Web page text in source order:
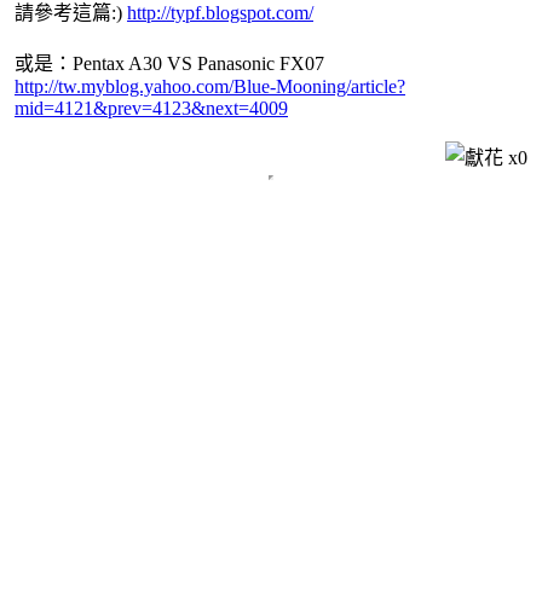
請參考這篇:) http://typf.blogspot.com/
或是：Pentax A30 VS Panasonic FX07
http://tw.myblog.yahoo.com/Blue-Mooning/article?
mid=4121&prev=4123&next=4009
x0